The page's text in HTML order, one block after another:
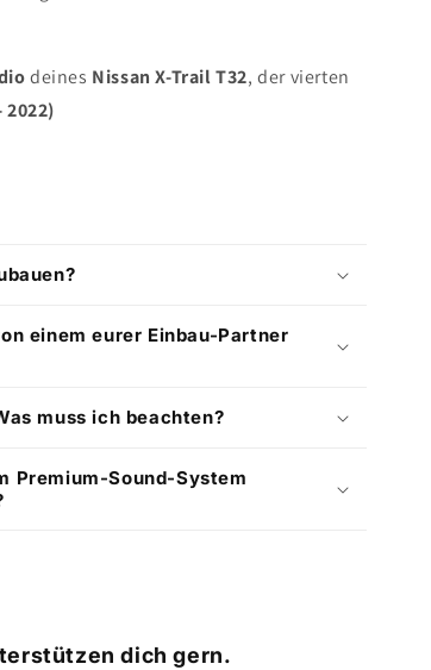
deines Nissan X-Trail T32, der vierten
einem eurer Einbau-Partner
muss ich beachten?
Premium-Sound-System
dich gern.